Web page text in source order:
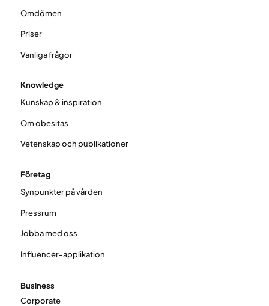
Omdömen
Priser
Vanliga frågor
Knowledge
Kunskap & inspiration
Om obesitas
Vetenskap och publikationer
Företag
Synpunkter på vården
Pressrum
Jobba med oss
Influencer-applikation
Business
Corporate